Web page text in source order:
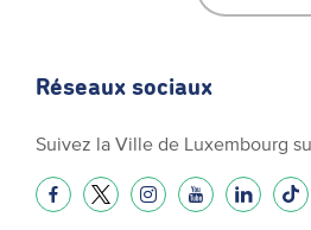
Réseaux sociaux
Suivez la Ville de Luxembourg